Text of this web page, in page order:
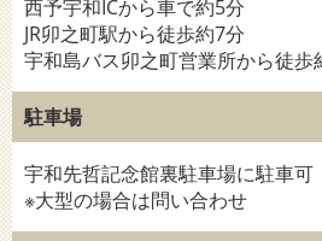
西予宇和ICから車で約5分
JR卯之町駅から徒歩約7分
宇和島バス卯之町営業所から徒歩
駐車場
宇和先哲記念館裏駐車場に駐車可
※大型の場合は問い合わせ